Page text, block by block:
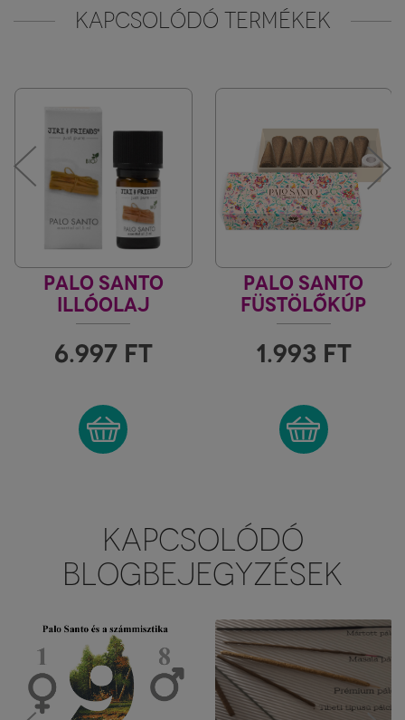
KAPCSOLÓDÓ TERMÉKEK
PALO SANTO
ILLÓOLAJ
JIRI & FRIENDS
6.997 FT
PALO SANTO
FÜSTÖLŐKÚP
FIORE D'ORIENTE
1.993 FT
KAPCSOLÓDÓ
BLOGBEJEGYZÉSEK